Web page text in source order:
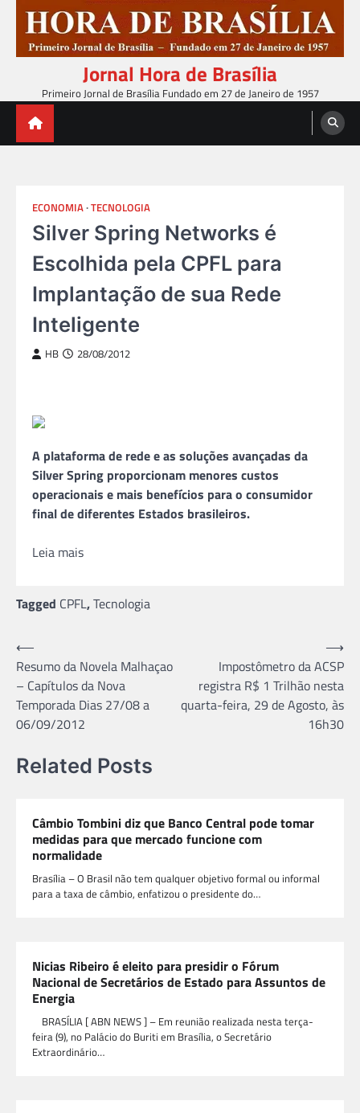
content
Jornal Hora de Brasília
Primeiro Jornal de Brasília Fundado em 27 de Janeiro de 1957
ECONOMIA TECNOLOGIA
Silver Spring Networks é
Escolhida pela CPFL para
Implantação de sua Rede
Inteligente
HB 28/08/2012
A plataforma de rede e as soluções avançadas da
Silver Spring proporcionam menores custos
operacionais e mais benefícios para o consumidor
final de diferentes Estados brasileiros.
Leia mais
Tagged CPFL,Tecnologia
Navegação
de
Post
⟵
Resumo da Novela Malhaçao
– Capítulos da Nova
Temporada Dias 27/08 a
06/09/2012
Impostômetro da ACSP
registra R$ 1 Trilhão nesta
quarta-feira, 29 de Agosto, às
16h30
⟶
Related Posts
Câmbio Tombini diz que Banco Central pode tomar
medidas para que mercado funcione com
normalidade
Brasília – O Brasil não tem qualquer objetivo formal ou informal
para a taxa de câmbio, enfatizou o presidente do…
Nicias Ribeiro é eleito para presidir o Fórum
Nacional de Secretários de Estado para Assuntos de
Energia
BRASÍLIA [ ABN NEWS ] – Em reunião realizada nesta terça-
feira (9), no Palácio do Buriti em Brasília, o Secretário
Extraordinário…